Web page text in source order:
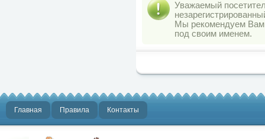
Уважаемый
Мы рекомендуем
под своим именем.
Главная Правила Контакты